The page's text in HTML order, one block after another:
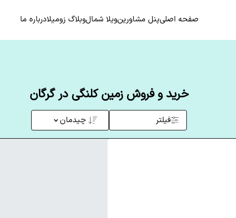
صفحه اصلیپنل مشاورینویلا شمالوبلاگ زومیلادرباره ما
خرید و فروش زمین کلنگی در گرگان
فیلتر چیدمان